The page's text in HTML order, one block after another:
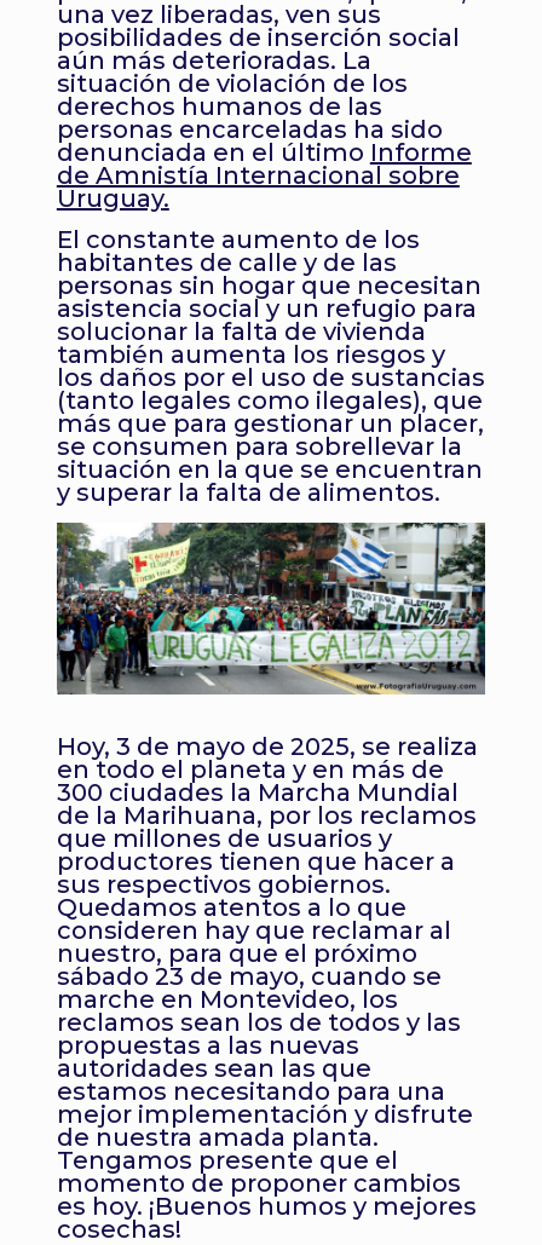
una vez liberadas, ven sus
posibilidades de inserción social
aún más deterioradas. La
situación de violación de los
derechos humanos de las
personas encarceladas ha sido
denunciada en el último Informe
de Amnistía Internacional sobre
Uruguay.
El constante aumento de los
habitantes de calle y de las
personas sin hogar que necesitan
asistencia social y un refugio para
solucionar la falta de vivienda
también aumenta los riesgos y
los daños por el uso de sustancias
(tanto legales como ilegales), que
más que para gestionar un placer,
se consumen para sobrellevar la
situación en la que se encuentran
y superar la falta de alimentos.
Hoy, 3 de mayo de 2025, se realiza
en todo el planeta y en más de
300 ciudades la Marcha Mundial
de la Marihuana, por los reclamos
que millones de usuarios y
productores tienen que hacer a
sus respectivos gobiernos.
Quedamos atentos a lo que
consideren hay que reclamar al
nuestro, para que el próximo
sábado 23 de mayo, cuando se
marche en Montevideo, los
reclamos sean los de todos y las
propuestas a las nuevas
autoridades sean las que
estamos necesitando para una
mejor implementación y disfrute
de nuestra amada planta.
Tengamos presente que el
momento de proponer cambios
es hoy. ¡Buenos humos y mejores
cosechas!